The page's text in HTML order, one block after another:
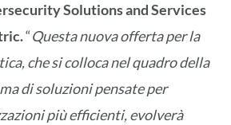
Solutions and Services
“Questa nuova offerta per la
che si colloca nel quadro della
di soluzioni pensate per
più efficienti, evolverà